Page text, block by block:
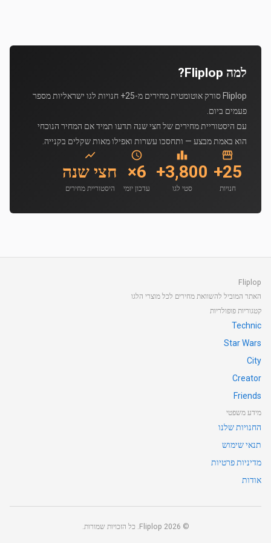
למה Fliplop?
Fliplop סורק אוטומטית מחירים מ-25+ חנויות לגו ישראליות מספר
פעמים ביום.
עם היסטוריית מחירים של חצי שנה תדעו תמיד אם המחיר הנוכחי
הוא באמת מבצע — ותחסכו עשרות ואפילו מאות שקלים בקנייה.
25+
חנויות
3,800+
סטי לגו
6×
עדכון יומי
חצי שנה
היסטוריית מחירים
Fliplop
האתר המוביל להשוואת מחירים לכל מוצרי הלגו
קטגוריות פופולריות
Technic
Star Wars
City
Creator
Friends
מידע משפטי
החנויות שלנו
תנאי שימוש
מדיניות פרטיות
אודות
©
2026